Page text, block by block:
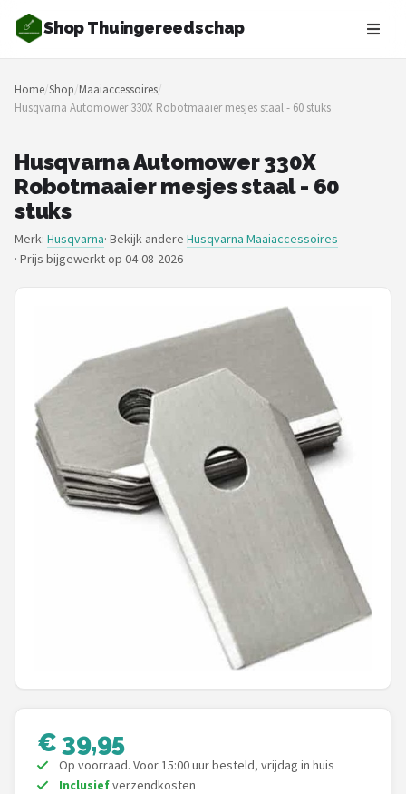
Shop Thuingereedschap
Zoeken
NAVIGATIE
Merken
Blog
Borderplanten
Hogedrukreinigers
Grastrimmers
Onkruidbranders
Shop
POPULAIRE MERKEN
Husqvarna
Bosch
WORX
Home/Shop/Maaiaccessoires/
Husqvarna Automower 330X Robotmaaier mesjes staal - 60 stuks
Husqvarna Automower 330X
Robotmaaier mesjes staal - 60
stuks
Merk: Husqvarna· Bekijk andere Husqvarna Maaiaccessoires
· Prijs bijgewerkt op 04-08-2026
€ 39,95
Op voorraad. Voor 15:00 uur besteld, vrijdag in huis
Inclusiefverzendkosten